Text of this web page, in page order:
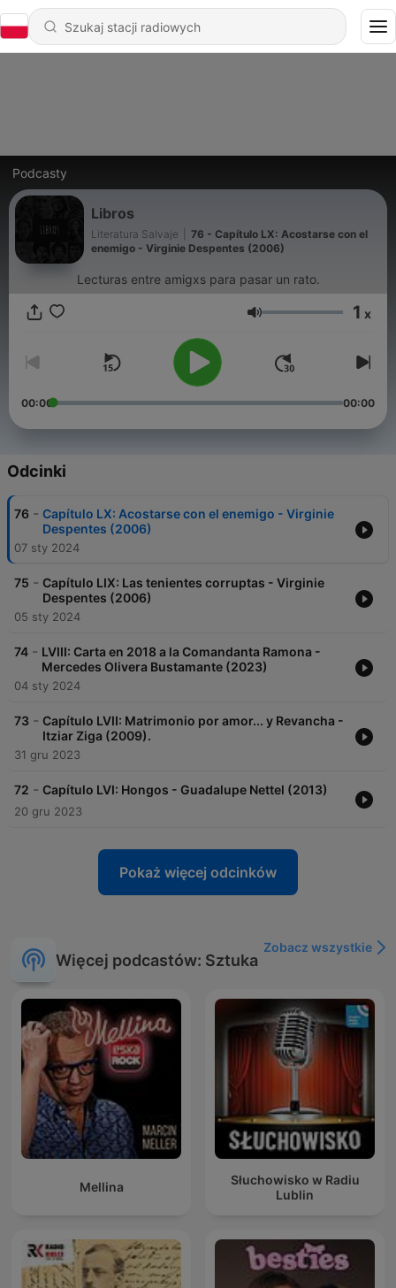
Podcasty
Libros
Literatura Salvaje
76 - Capítulo LX: Acostarse con el
enemigo - Virginie Despentes (2006)
Lecturas entre amigxs para pasar un rato.
Głośność 1 x
00:00 00:00
Odcinki
76 - Capítulo LX: Acostarse con el enemigo - Virginie
Despentes (2006)
07 sty 2024
75 - Capítulo LIX: Las tenientes corruptas - Virginie
Despentes (2006)
05 sty 2024
74 - LVIII: Carta en 2018 a la Comandanta Ramona -
Mercedes Olivera Bustamante (2023)
04 sty 2024
73 - Capítulo LVII: Matrimonio por amor... y Revancha -
Itziar Ziga (2009).
31 gru 2023
72 - Capítulo LVI: Hongos - Guadalupe Nettel (2013)
20 gru 2023
Pokaż więcej odcinków
Więcej podcastów: Sztuka
Zobacz wszystkie
Mellina
Słuchowisko w Radiu
Lublin